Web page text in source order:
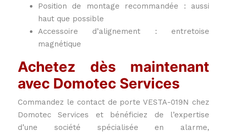
Position de montage recommandée : aussi
haut que possible
Accessoire d’alignement : entretoise
magnétique
Achetez dès maintenant
avec Domotec Services
Commandez le contact de porte VESTA-019N chez
Domotec Services et bénéficiez de l’expertise
d’une société spécialisée en alarme,